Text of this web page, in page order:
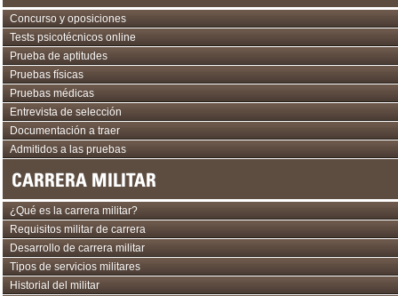
Concurso y oposiciones
Tests psicotécnicos online
Prueba de aptitudes
Pruebas físicas
Pruebas médicas
Entrevista de selección
Documentación a traer
Admitidos a las pruebas
CARRERA MILITAR
¿Qué es la carrera militar?
Requisitos militar de carrera
Desarrollo de carrera militar
Tipos de servicios militares
Historial del militar